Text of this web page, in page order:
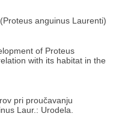
anguinus Laurenti)
of Proteus
with its habitat in the
pri proučavanju
Laur.: Urodela.